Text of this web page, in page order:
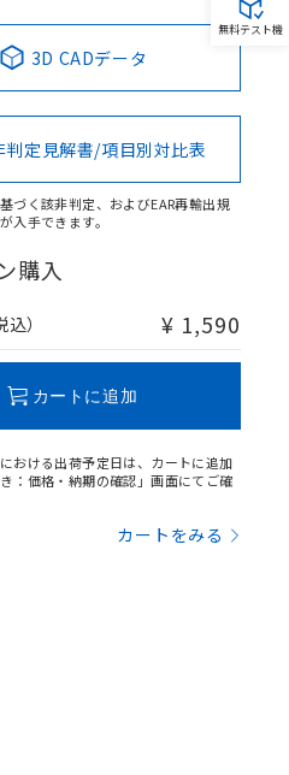
3D CADデータ
判定見解書/項目別対比表
づく該非判定、およびEAR再輸出規
入手できます。
購入
） ¥ 1,590
カートに追加
おける出荷予定日は、カートに追加
：価格・納期の確認」画面にてご確
カートをみる
無料テスト機